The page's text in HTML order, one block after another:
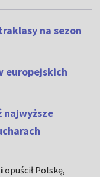
na sezon
europejskich
najwyższe
opuścił Polskę,